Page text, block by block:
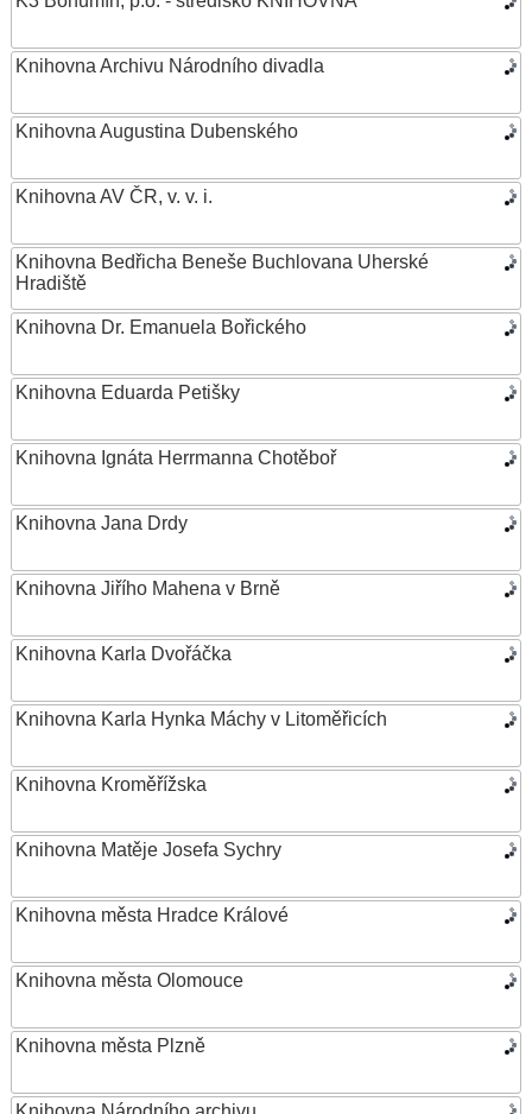
Knihovna Archivu Národního divadla
Knihovna Augustina Dubenského
Knihovna AV ČR, v. v. i.
Knihovna Bedřicha Beneše Buchlovana Uherské
Hradiště
Knihovna Dr. Emanuela Bořického
Knihovna Eduarda Petišky
Knihovna Ignáta Herrmanna Chotěboř
Knihovna Jana Drdy
Knihovna Jiřího Mahena v Brně
Knihovna Karla Dvořáčka
Knihovna Karla Hynka Máchy v Litoměřicích
Knihovna Kroměřížska
Knihovna Matěje Josefa Sychry
Knihovna města Hradce Králové
Knihovna města Olomouce
Knihovna města Plzně